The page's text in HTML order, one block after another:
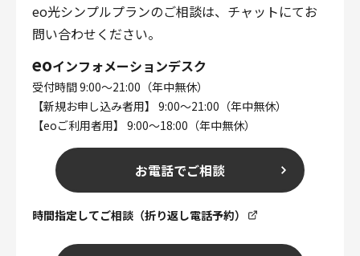
eo光シンプルプランのご相談は、チャットにてお
問い合わせください。
eoインフォメーションデスク
受付時間 9:00～21:00（年中無休）
【新規お申し込み者用】 9:00～21:00（年中無休）
【eoご利用者用】 9:00～18:00（年中無休）
お電話でご相談
時間指定してご相談（折り返し電話予約）